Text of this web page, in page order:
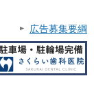
広告募集要綱